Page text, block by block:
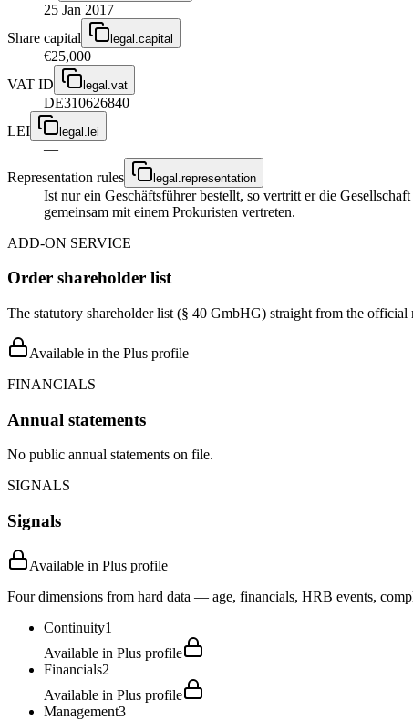
25 Jan 2017
Share capital
legal.capital
€25,000
VAT ID
legal.vat
DE310626840
LEI
legal.lei
—
Representation rules
legal.representation
Ist nur ein Geschäftsführer bestellt, so vertritt er die
gemeinsam mit einem Prokuristen vertreten.
ADD-ON SERVICE
Order shareholder list
The statutory shareholder list (§ 40 GmbHG) straight from the
Available in the Plus profile
FINANCIALS
Annual statements
No public annual statements on file.
SIGNALS
Signals
Available in Plus profile
Four dimensions from hard data — age, financials, HRB events,
Continuity1
Available in Plus profile
Financials2
Available in Plus profile
Management3